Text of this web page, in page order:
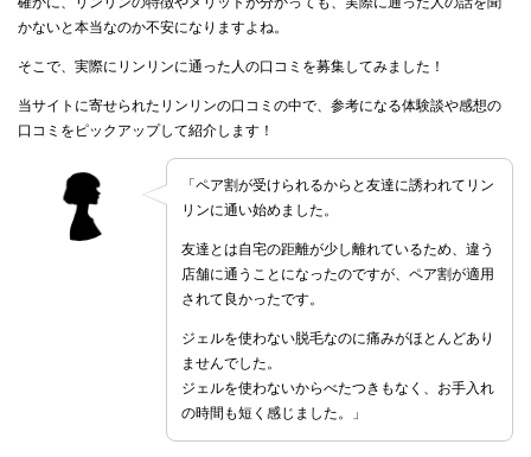
かないと本当なのか不安になりますよね。
そこで、実際にリンリンに通った人の口コミを募集してみました！
当サイトに寄せられたリンリンの口コミの中で、参考になる体験談や感想の
口コミをピックアップして紹介します！
「ペア割が受けられるからと友達に誘われてリン
リンに通い始めました。
友達とは自宅の距離が少し離れているため、違う
店舗に通うことになったのですが、ペア割が適用
されて良かったです。
ジェルを使わない脱毛なのに痛みがほとんどあり
ませんでした。
ジェルを使わないからべたつきもなく、お手入れ
の時間も短く感じました。」